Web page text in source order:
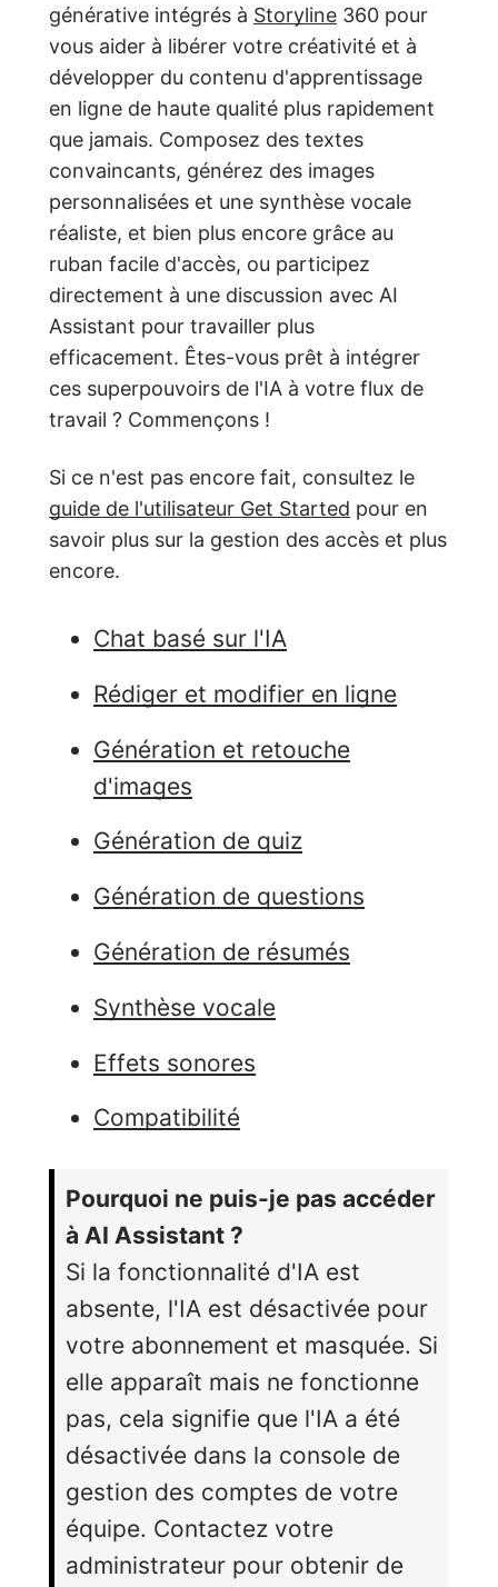
générative intégrés à Storyline 360 pour
vous aider à libérer votre créativité et à
développer du contenu d'apprentissage
en ligne de haute qualité plus rapidement
que jamais. Composez des textes
convaincants, générez des images
personnalisées et une synthèse vocale
réaliste, et bien plus encore grâce au
ruban facile d'accès, ou participez
directement à une discussion avec AI
Assistant pour travailler plus
efficacement. Êtes-vous prêt à intégrer
ces superpouvoirs de l'IA à votre flux de
travail ? Commençons !
Si ce n'est pas encore fait, consultez le
guide de l'utilisateur Get Started pour en
savoir plus sur la gestion des accès et plus
encore.
Chat basé sur l'IA
Rédiger et modifier en ligne
Génération et retouche
d'images
Génération de quiz
Génération de questions
Génération de résumés
Synthèse vocale
Effets sonores
Compatibilité
Pourquoi ne puis-je pas accéder
à AI Assistant ?
Si la fonctionnalité d'IA est
absente, l'IA est désactivée pour
votre abonnement et masquée. Si
elle apparaît mais ne fonctionne
pas, cela signifie que l'IA a été
désactivée dans la console de
gestion des comptes de votre
équipe. Contactez votre
administrateur pour obtenir de